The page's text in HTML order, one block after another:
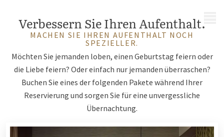
Verbessern Sie Ihren Aufenthalt.
MACHEN SIE IHREN AUFENTHALT NOCH
SPEZIELLER.
Möchten Sie jemanden loben, einen Geburtstag feiern oder
die Liebe feiern? Oder einfach nur jemanden überraschen?
Buchen Sie eines der folgenden Pakete während Ihrer
Reservierung und sorgen Sie für eine unvergessliche
Übernachtung.